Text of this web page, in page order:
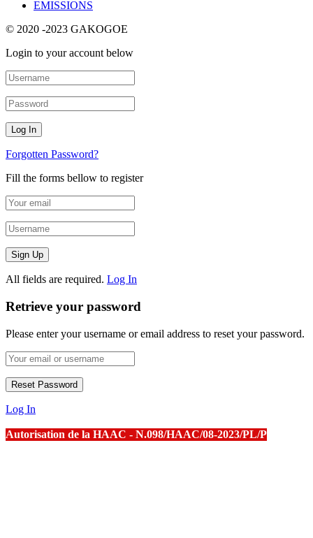
EMISSIONS
© 2020 -2023 GAKOGOE
Login to your account below
Forgotten Password?
Fill the forms bellow to register
All fields are required. Log In
Retrieve your password
Please enter your username or email address to reset your password.
Log In
Autorisation de la HAAC - N.098/HAAC/08-2023/PL/P